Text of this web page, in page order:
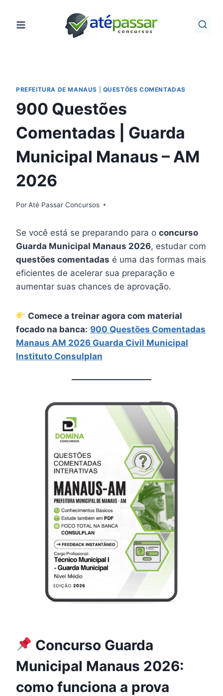
para
PREFEITURA DE MANAUS QUESTÕES COMENTADAS
900 Questões
Comentadas | Guarda
Municipal Manaus – AM
2026
PorAté Passar Concursos
Se você está se preparando para o concurso
Guarda Municipal Manaus 2026, estudar com
questões comentadas é uma das formas mais
eficientes de acelerar sua preparação e
aumentar suas chances de aprovação.
Comece a treinar agora com material
focado na banca: 900 Questões Comentadas
Manaus AM 2026 Guarda Civil Municipal
Instituto Consulplan
Concurso Guarda
Municipal Manaus 2026:
como funciona a prova